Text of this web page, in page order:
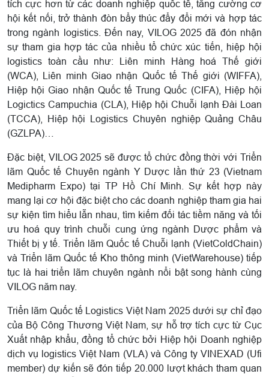
tích cực hơn từ các doanh nghiệp quốc tế, tăng cường cơ
hội kết nối, trở thành đòn bẩy thúc đẩy đổi mới và hợp tác
trong ngành logistics. Đến nay, VILOG 2025 đã đón nhận
sự tham gia hợp tác của nhiều tổ chức xúc tiến, hiệp hội
logistics toàn cầu như: Liên minh Hàng hoá Thế giới
(WCA), Liên minh Giao nhận Quốc tế Thế giới (WIFFA),
Hiệp hội Giao nhận Quốc tế Trung Quốc (CIFA), Hiệp hội
Logictics Campuchia (CLA), Hiệp hội Chuỗi lạnh Đài Loan
(TCCA), Hiệp hội Logistics Chuyên nghiệp Quảng Châu
(GZLPA)…
Đặc biệt, VILOG 2025 sẽ được tổ chức đồng thời với Triển
lãm Quốc tế Chuyên ngành Y Dược lần thứ 23 (Vietnam
Medipharm Expo) tại TP Hồ Chí Minh. Sự kết hợp này
mang lại cơ hội đặc biệt cho các doanh nghiệp tham gia hai
sự kiện tìm hiểu lẫn nhau, tìm kiếm đối tác tiềm năng và tối
ưu hoá quy trình chuỗi cung ứng ngành Dược phẩm và
Thiết bị y tế. Triển lãm Quốc tế Chuỗi lạnh (VietColdChain)
và Triển lãm Quốc tế Kho thông minh (VietWarehouse) tiếp
tục là hai triển lãm chuyên ngành nổi bật song hành cùng
VILOG năm nay.
Triển lãm Quốc tế Logistics Việt Nam 2025 dưới sự chỉ đạo
của Bộ Công Thương Việt Nam, sự hỗ trợ tích cực từ Cục
Xuất nhập khẩu, đồng tổ chức bởi Hiệp hội Doanh nghiệp
dịch vụ logistics Việt Nam (VLA) và Công ty VINEXAD (Ufi
member) dự kiến sẽ đón tiếp 20.000 lượt khách tham quan